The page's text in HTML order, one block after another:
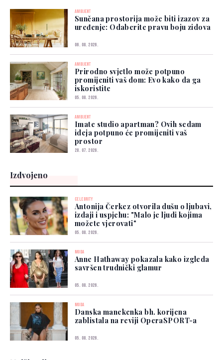
AMBIJENT
Sunčana prostorija može biti izazov za
uređenje: Odaberite pravu boju zidova
06. 08. 2026.
AMBIJENT
Prirodno svjetlo može potpuno
promijeniti vaš dom: Evo kako da ga
iskoristite
05. 08. 2026.
AMBIJENT
Imate studio apartman? Ovih sedam
ideja potpuno će promijeniti vaš
prostor
28. 07. 2026.
Izdvojeno
CELEBRITY
Antonija Čerkez otvorila dušu o ljubavi,
izdaji i uspjehu: "Malo je ljudi kojima
možete vjerovati"
05. 08. 2026.
MODA
Anne Hathaway pokazala kako izgleda
savršen trudnički glamur
05. 08. 2026.
MODA
Danska manekenka bh. korijena
zablistala na reviji OperaSPORT-a
05. 08. 2026.